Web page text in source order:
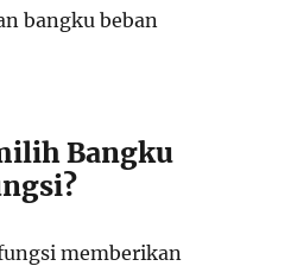
bangku beban
Bangku
memberikan